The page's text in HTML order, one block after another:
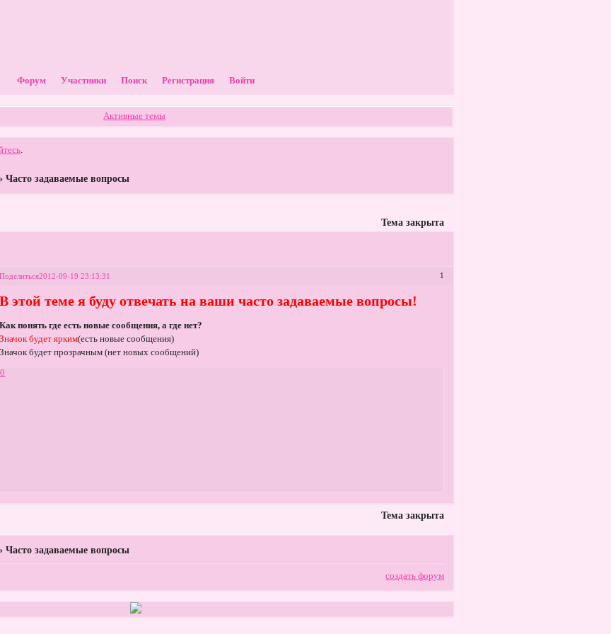
Форум Участники Поиск Регистрация Войти
Активные темы
Часто задаваемые вопросы
Тема закрыта
Поделиться 1
2012-09-19 23:13:31
В этой теме я буду отвечать на ваши часто задаваемые вопросы!
Как понять где есть новые сообщения, а где нет?
Значок будет ярким(есть новые сообщения)
Значок будет прозрачным (нет новых сообщений)
0
Тема закрыта
Часто задаваемые вопросы
создать форум